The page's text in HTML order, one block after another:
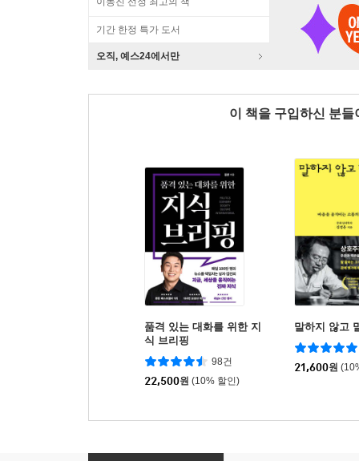
기간 한정 특가 도서
오직, 예스24에서만
이 책을 구입하신 분
품격 있는 대화를 위한 지
식 브리핑
98건
22,500원 (10% 할인)
말하지 않고
21,600원